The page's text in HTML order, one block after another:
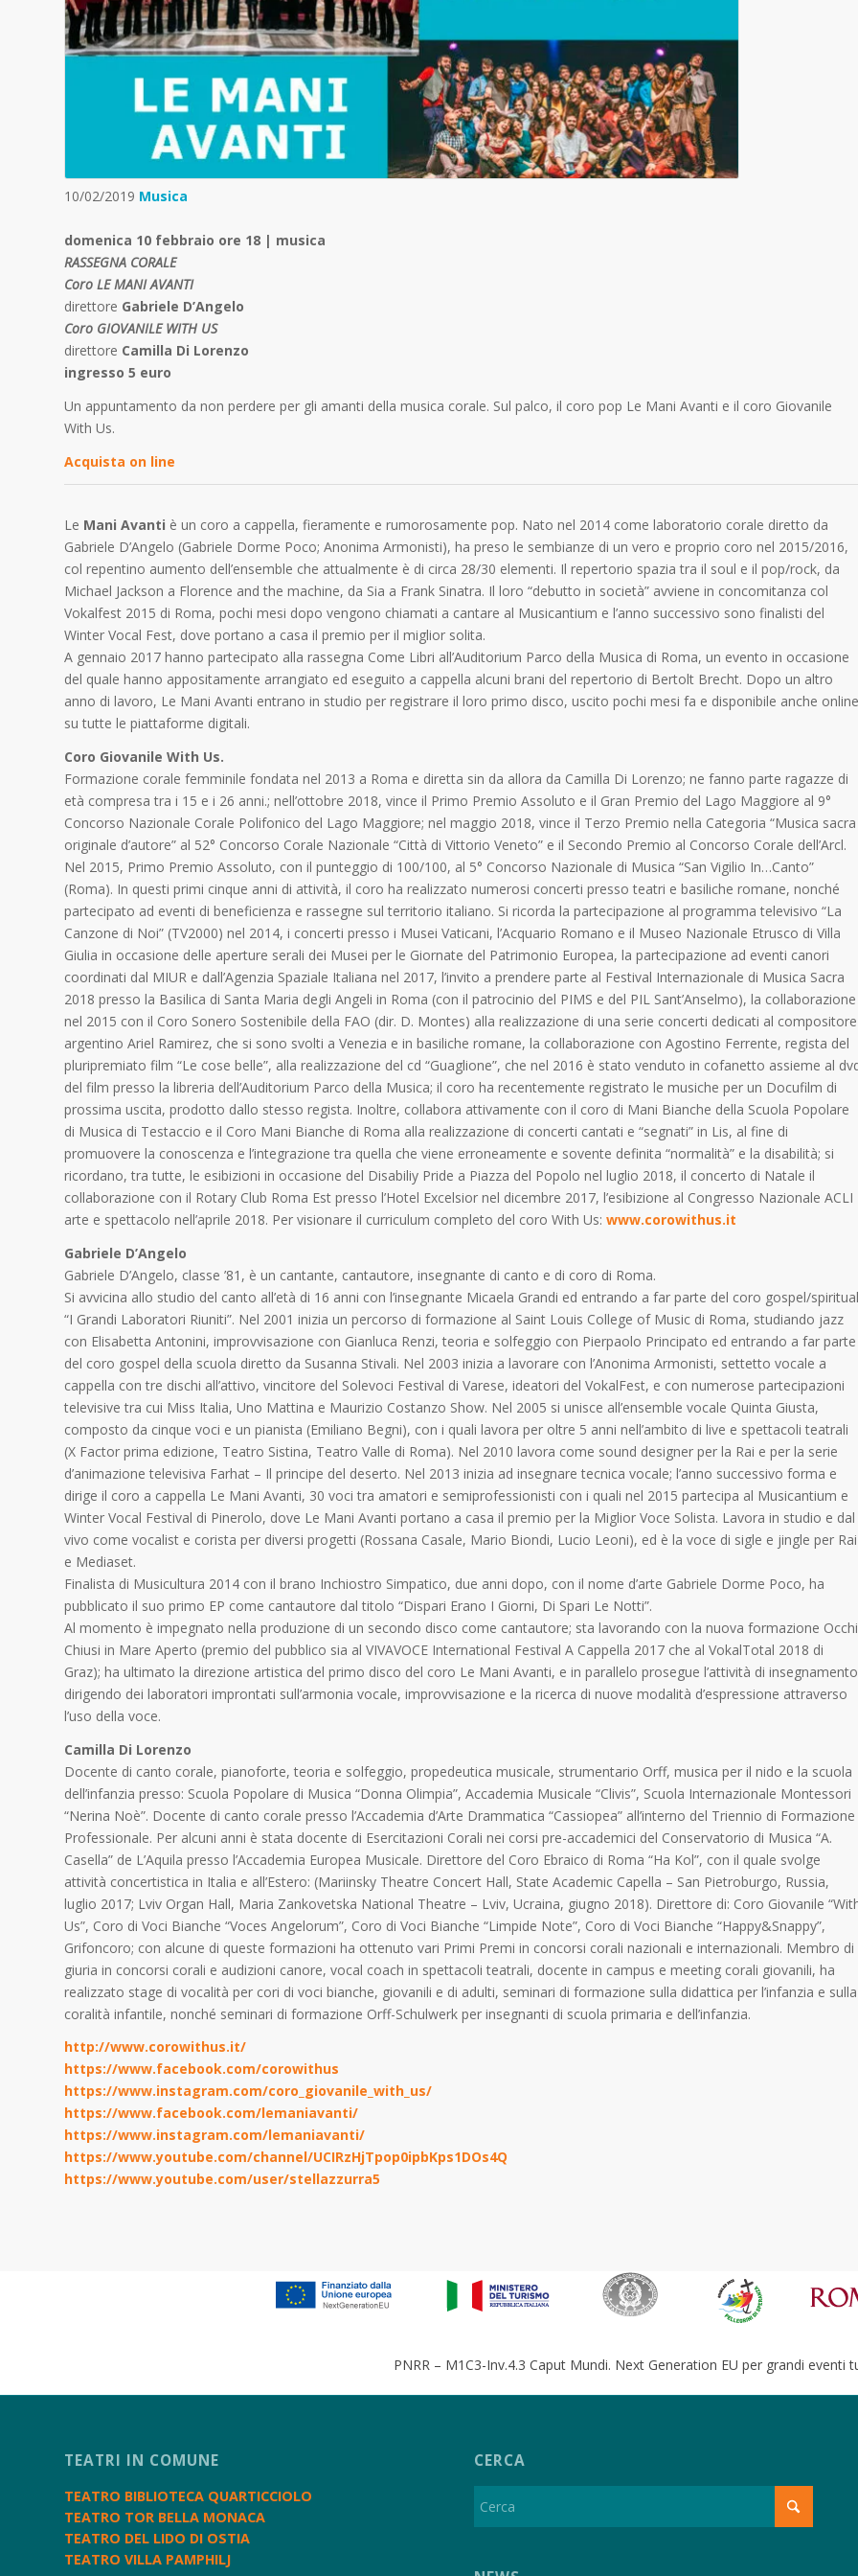
10/02/2019 Musica
domenica 10 febbraio ore 18 | musica
RASSEGNA CORALE
Coro LE MANI AVANTI
direttore Gabriele D’Angelo
Coro GIOVANILE WITH US
direttore Camilla Di Lorenzo
ingresso 5 euro
Un appuntamento da non perdere per gli amanti della musica corale. Sul palco, il coro pop Le Mani Avanti e il coro Giovanile
With Us.
Acquista on line
Le Mani Avanti è un coro a cappella, fieramente e rumorosamente pop. Nato nel 2014 come laboratorio corale diretto da
Gabriele D’Angelo (Gabriele Dorme Poco; Anonima Armonisti), ha preso le sembianze di un vero e proprio coro nel 2015/2016,
col repentino aumento dell’ensemble che attualmente è di circa 28/30 elementi. Il repertorio spazia tra il soul e il pop/rock, da
Michael Jackson a Florence and the machine, da Sia a Frank Sinatra. Il loro “debutto in società” avviene in concomitanza col
Vokalfest 2015 di Roma, pochi mesi dopo vengono chiamati a cantare al Musicantium e l’anno successivo sono finalisti del
Winter Vocal Fest, dove portano a casa il premio per il miglior solita.
A gennaio 2017 hanno partecipato alla rassegna Come Libri all’Auditorium Parco della Musica di Roma, un evento in occasione
del quale hanno appositamente arrangiato ed eseguito a cappella alcuni brani del repertorio di Bertolt Brecht. Dopo un altro
anno di lavoro, Le Mani Avanti entrano in studio per registrare il loro primo disco, uscito pochi mesi fa e disponibile anche online
su tutte le piattaforme digitali.
Coro Giovanile With Us.
Formazione corale femminile fondata nel 2013 a Roma e diretta sin da allora da Camilla Di Lorenzo; ne fanno parte ragazze di
età compresa tra i 15 e i 26 anni.; nell’ottobre 2018, vince il Primo Premio Assoluto e il Gran Premio del Lago Maggiore al 9°
Concorso Nazionale Corale Polifonico del Lago Maggiore; nel maggio 2018, vince il Terzo Premio nella Categoria “Musica sacra
originale d’autore” al 52° Concorso Corale Nazionale “Città di Vittorio Veneto” e il Secondo Premio al Concorso Corale dell’Arcl.
Nel 2015, Primo Premio Assoluto, con il punteggio di 100/100, al 5° Concorso Nazionale di Musica “San Vigilio In…Canto”
(Roma). In questi primi cinque anni di attività, il coro ha realizzato numerosi concerti presso teatri e basiliche romane, nonché
partecipato ad eventi di beneficienza e rassegne sul territorio italiano. Si ricorda la partecipazione al programma televisivo “La
Canzone di Noi” (TV2000) nel 2014, i concerti presso i Musei Vaticani, l’Acquario Romano e il Museo Nazionale Etrusco di Villa
Giulia in occasione delle aperture serali dei Musei per le Giornate del Patrimonio Europea, la partecipazione ad eventi canori
coordinati dal MIUR e dall’Agenzia Spaziale Italiana nel 2017, l’invito a prendere parte al Festival Internazionale di Musica Sacra
2018 presso la Basilica di Santa Maria degli Angeli in Roma (con il patrocinio del PIMS e del PIL Sant’Anselmo), la collaborazione
nel 2015 con il Coro Sonero Sostenibile della FAO (dir. D. Montes) alla realizzazione di una serie concerti dedicati al compositore
argentino Ariel Ramirez, che si sono svolti a Venezia e in basiliche romane, la collaborazione con Agostino Ferrente, regista del
pluripremiato film “Le cose belle”, alla realizzazione del cd “Guaglione”, che nel 2016 è stato venduto in cofanetto assieme al
del film presso la libreria dell’Auditorium Parco della Musica; il coro ha recentemente registrato le musiche per un Docufilm di
prossima uscita, prodotto dallo stesso regista. Inoltre, collabora attivamente con il coro di Mani Bianche della Scuola Popolare
di Musica di Testaccio e il Coro Mani Bianche di Roma alla realizzazione di concerti cantati e “segnati” in Lis, al fine di
promuovere la conoscenza e l’integrazione tra quella che viene erroneamente e sovente definita “normalità” e la disabilità; si
ricordano, tra tutte, le esibizioni in occasione del Disabiliy Pride a Piazza del Popolo nel luglio 2018, il concerto di Natale il
collaborazione con il Rotary Club Roma Est presso l’Hotel Excelsior nel dicembre 2017, l’esibizione al Congresso Nazionale ACLI
arte e spettacolo nell’aprile 2018. Per visionare il curriculum completo del coro With Us: www.corowithus.it
Gabriele D’Angelo
Gabriele D’Angelo, classe ’81, è un cantante, cantautore, insegnante di canto e di coro di Roma.
Si avvicina allo studio del canto all’età di 16 anni con l’insegnante Micaela Grandi ed entrando a far parte del coro gospel/spiritual
“I Grandi Laboratori Riuniti”. Nel 2001 inizia un percorso di formazione al Saint Louis College of Music di Roma, studiando jazz
con Elisabetta Antonini, improvvisazione con Gianluca Renzi, teoria e solfeggio con Pierpaolo Principato ed entrando a far parte
del coro gospel della scuola diretto da Susanna Stivali. Nel 2003 inizia a lavorare con l’Anonima Armonisti, settetto vocale a
cappella con tre dischi all’attivo, vincitore del Solevoci Festival di Varese, ideatori del VokalFest, e con numerose partecipazioni
televisive tra cui Miss Italia, Uno Mattina e Maurizio Costanzo Show. Nel 2005 si unisce all’ensemble vocale Quinta Giusta,
composto da cinque voci e un pianista (Emiliano Begni), con i quali lavora per oltre 5 anni nell’ambito di live e spettacoli teatrali
(X Factor prima edizione, Teatro Sistina, Teatro Valle di Roma). Nel 2010 lavora come sound designer per la Rai e per la serie
d’animazione televisiva Farhat – Il principe del deserto. Nel 2013 inizia ad insegnare tecnica vocale; l’anno successivo forma e
dirige il coro a cappella Le Mani Avanti, 30 voci tra amatori e semiprofessionisti con i quali nel 2015 partecipa al Musicantium e
Winter Vocal Festival di Pinerolo, dove Le Mani Avanti portano a casa il premio per la Miglior Voce Solista. Lavora in studio e dal
vivo come vocalist e corista per diversi progetti (Rossana Casale, Mario Biondi, Lucio Leoni), ed è la voce di sigle e jingle per Rai
e Mediaset.
Finalista di Musicultura 2014 con il brano Inchiostro Simpatico, due anni dopo, con il nome d’arte Gabriele Dorme Poco, ha
pubblicato il suo primo EP come cantautore dal titolo “Dispari Erano I Giorni, Di Spari Le Notti”.
Al momento è impegnato nella produzione di un secondo disco come cantautore; sta lavorando con la nuova formazione Occhi
Chiusi in Mare Aperto (premio del pubblico sia al VIVAVOCE International Festival A Cappella 2017 che al VokalTotal 2018 di
Graz); ha ultimato la direzione artistica del primo disco del coro Le Mani Avanti, e in parallelo prosegue l’attività di
dirigendo dei laboratori improntati sull’armonia vocale, improvvisazione e la ricerca di nuove modalità d’espressione attraverso
l’uso della voce.
Camilla Di Lorenzo
Docente di canto corale, pianoforte, teoria e solfeggio, propedeutica musicale, strumentario Orff, musica per il nido e la scuola
dell’infanzia presso: Scuola Popolare di Musica “Donna Olimpia”, Accademia Musicale “Clivis”, Scuola Internazionale Montessori
“Nerina Noè”. Docente di canto corale presso l’Accademia d’Arte Drammatica “Cassiopea” all’interno del Triennio di Formazione
Professionale. Per alcuni anni è stata docente di Esercitazioni Corali nei corsi pre-accademici del Conservatorio di Musica “A.
Casella” de L’Aquila presso l’Accademia Europea Musicale. Direttore del Coro Ebraico di Roma “Ha Kol”, con il quale svolge
attività concertistica in Italia e all’Estero: (Mariinsky Theatre Concert Hall, State Academic Capella – San Pietroburgo, Russia,
luglio 2017; Lviv Organ Hall, Maria Zankovetska National Theatre – Lviv, Ucraina, giugno 2018). Direttore di: Coro Giovanile
Us”, Coro di Voci Bianche “Voces Angelorum”, Coro di Voci Bianche “Limpide Note”, Coro di Voci Bianche “Happy&Snappy”,
Grifoncoro; con alcune di queste formazioni ha ottenuto vari Primi Premi in concorsi corali nazionali e internazionali. Membro di
giuria in concorsi corali e audizioni canore, vocal coach in spettacoli teatrali, docente in campus e meeting corali giovanili, ha
realizzato stage di vocalità per cori di voci bianche, giovanili e di adulti, seminari di formazione sulla didattica per l’infanzia e sulla
coralità infantile, nonché seminari di formazione Orff-Schulwerk per insegnanti di scuola primaria e dell’infanzia.
http://www.corowithus.it/
https://www.facebook.com/corowithus
https://www.instagram.com/coro_giovanile_with_us/
https://www.facebook.com/lemaniavanti/
https://www.instagram.com/lemaniavanti/
https://www.youtube.com/channel/UCIRzHjTpop0ipbKps1DOs4Q
https://www.youtube.com/user/stellazzurra5
PNRR – M1C3-Inv.4.3 Caput Mundi. Next Generation EU per grandi eventi
TEATRI IN COMUNE
TEATRO BIBLIOTECA QUARTICCIOLO
TEATRO TOR BELLA MONACA
TEATRO DEL LIDO DI OSTIA
TEATRO VILLA PAMPHILJ
CERCA